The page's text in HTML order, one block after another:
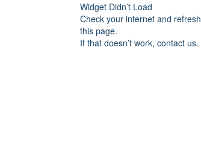
Widget Didn’t Load
Check your internet and refresh
this page.
If that doesn’t work, contact us.